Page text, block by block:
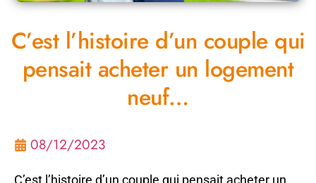
C’est l’histoire d’un couple qui
pensait acheter un logement
neuf…
08/12/2023
C’est l’histoire d’un couple qui pensait acheter un